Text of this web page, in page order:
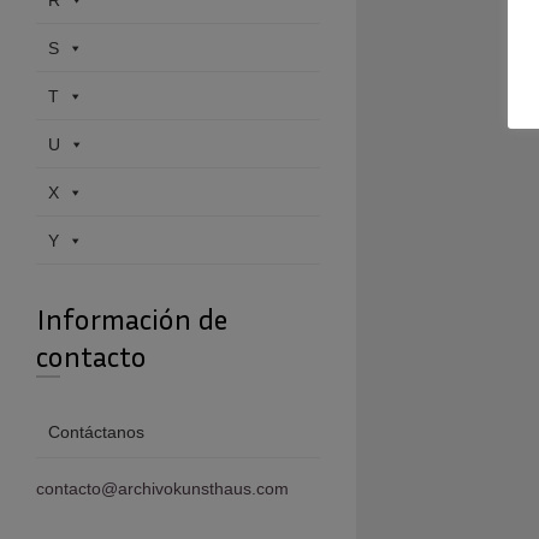
S
T
U
X
Y
Información de
contacto
Contáctanos
contacto@archivokunsthaus.com